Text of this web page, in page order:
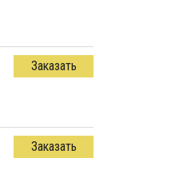
Заказать
Заказать